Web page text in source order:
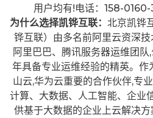
用户均有!电话：158-0160-
为什么选择凯铧互联： 北京凯铧
铧互联）由多名前阿里云资深
阿里巴巴、腾讯服务器运维团
年具备专业运维经验的精英。作
山云,华为云重要的合作伙伴,专
计算、大数据、人工智能、企业
供基于大数据的企业上云解决